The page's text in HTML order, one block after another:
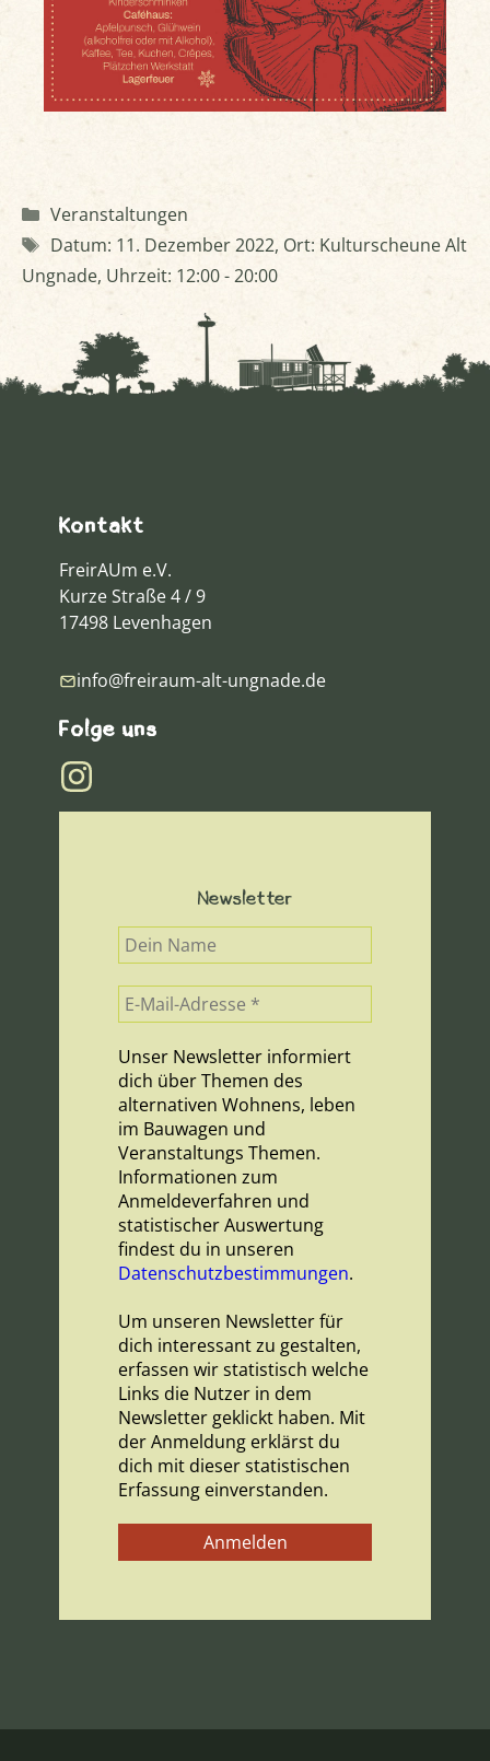
Kategorien
Veranstaltungen
Schlagwörter
Datum: 11. Dezember 2022, Ort: Kulturscheune Alt
Ungnade, Uhrzeit: 12:00 - 20:00
Kontakt
FreirAUm e.V.
Kurze Straße 4 / 9
17498 Levenhagen
info@freiraum-alt-ungnade.de
Folge uns
Newsletter
Unser Newsletter informiert
dich über Themen des
alternativen Wohnens, leben
im Bauwagen und
Veranstaltungs Themen.
Informationen zum
Anmeldeverfahren und
statistischer Auswertung
findest du in unseren
Datenschutzbestimmungen.
Um unseren Newsletter für
dich interessant zu gestalten,
erfassen wir statistisch welche
Links die Nutzer in dem
Newsletter geklickt haben. Mit
der Anmeldung erklärst du
dich mit dieser statistischen
Erfassung einverstanden.